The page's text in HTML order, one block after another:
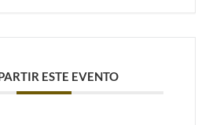
ESTE EVENTO